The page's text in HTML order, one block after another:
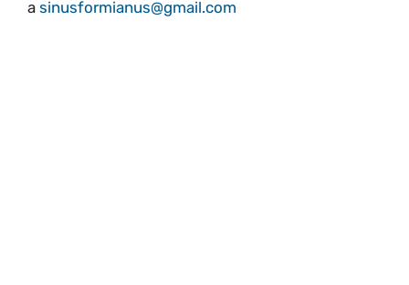
a sinusformianus@gmail.com